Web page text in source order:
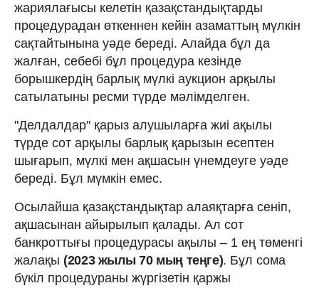
жариялағысы келетін қазақстандықтарды
процедурадан өткеннен кейін азаматтың мүлкін
сақтайтынына уәде береді. Алайда бұл да
жалған, себебі бұл процедура кезінде
борышкердің барлық мүлкі аукцион арқылы
сатылатыны ресми түрде мәлімделген.
"Делдалдар" қарыз алушыларға жиі ақылы
түрде сот арқылы барлық қарызын есептен
шығарып, мүлкі мен ақшасын үнемдеуге уәде
береді. Бұл мүмкін емес.
Осылайша қазақстандықтар алаяқтарға сеніп,
ақшасынан айырылып қалады. Ал сот
банкроттығы процедурасы ақылы – 1 ең төменгі
жалақы (2023 жылы 70 мың теңге). Бұл сома
бүкіл процедураны жүргізетін қаржы